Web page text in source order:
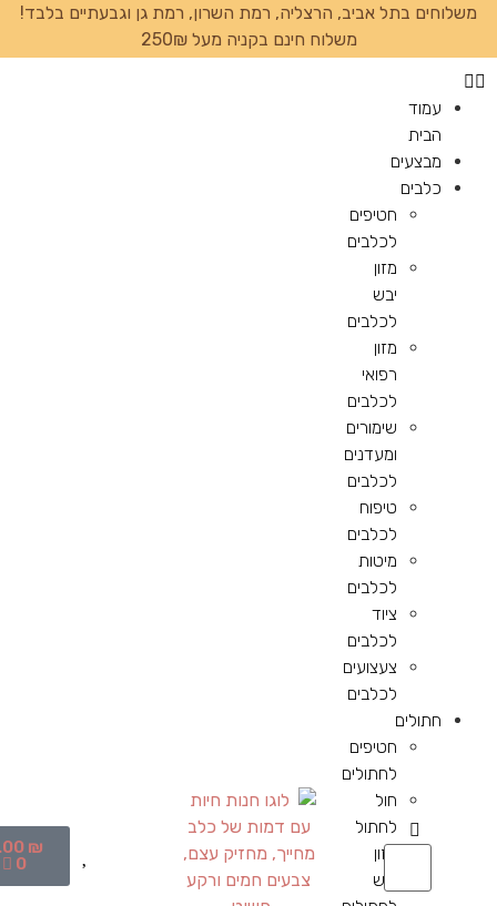
משלוחים בתל אביב, הרצליה, רמת השרון, רמת גן וגבעתיים בלבד!
משלוח חינם בקניה מעל 250₪
עמוד
הבית
מבצעים
כלבים
חטיפים
לכלבים
מזון
יבש
לכלבים
מזון
רפואי
לכלבים
שימורים
ומעדנים
לכלבים
טיפוח
לכלבים
מיטות
לכלבים
ציוד
לכלבים
צעצועים
לכלבים
חתולים
חטיפים
לחתולים
חול
לחתול
מזון
יבש
₪
0